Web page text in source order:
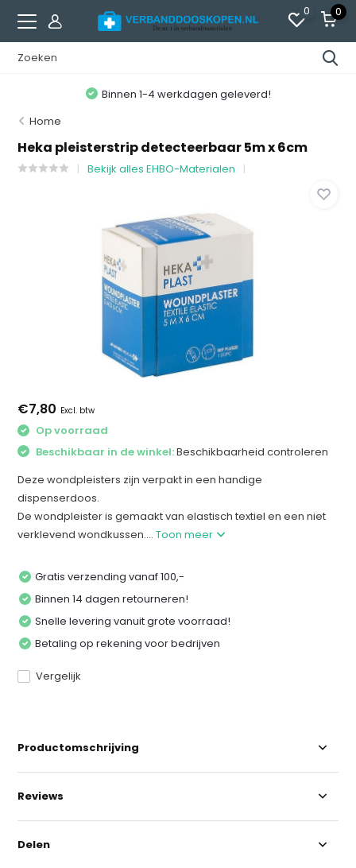
0 0
Binnen 1-4 werkdagen geleverd!
Home
Heka pleisterstrip detecteerbaar 5m x 6cm
Bekijk alles EHBO-Materialen
€7,80 Excl. btw
Op voorraad
Beschikbaar in de winkel:Beschikbaarheid controleren
Deze wondpleisters zijn verpakt in een handige
dispenserdoos.
De wondpleister is gemaakt van elastisch textiel en een niet
verklevend wondkussen....Toon meer
Gratis verzending vanaf 100,-
Binnen 14 dagen retourneren!
Snelle levering vanuit grote voorraad!
Betaling op rekening voor bedrijven
Vergelijk
Productomschrijving
Reviews
Delen